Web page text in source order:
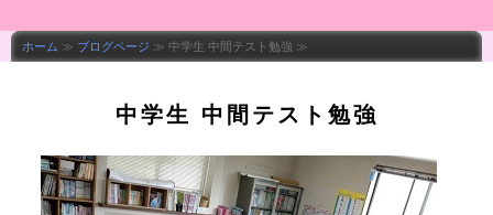
ホーム ≫ ブログページ ≫ 中学生 中間テスト勉強 ≫
中学生 中間テスト勉強